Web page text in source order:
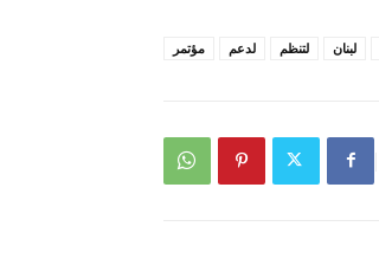
لبنان لتنظم لدعم مؤتمر